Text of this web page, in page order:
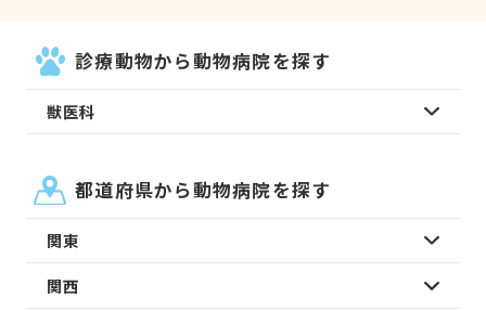
診療動物から動物病院を探す
獣医科
都道府県から動物病院を探す
関東
関西